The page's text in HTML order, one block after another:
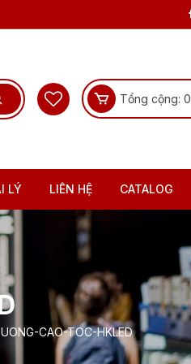
Tổng cộng: 0
LÝ LIÊN HỆ CATALOG
CAO-TOC-HKLED